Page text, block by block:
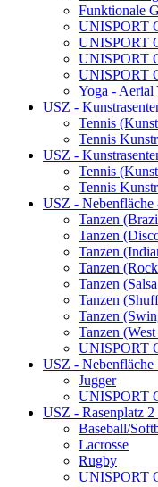
Funktionale
UNISPORT
UNISPORT
UNISPORT
UNISPORT
Yoga - Aerial
USZ -
Tennis
Tennis
USZ -
Tennis
Tennis
USZ - Nebenfläche
Tanzen
Tanzen
Tanzen
Tanzen
Tanzen
Tanzen
Tanzen
Tanzen
UNISPORT
USZ - Nebenfläche
Jugger
UNISPORT
USZ - Rasenplatz
Baseball/
Lacrosse
Rugby
UNISPORT